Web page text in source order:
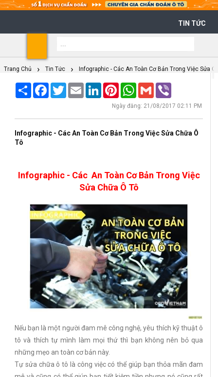
TIN TỨC
Trang Chủ Tin Tức Infographic - Các An Toàn Cơ Bản Trong Việc Sửa
Share Facebook
TwitterEmail LinkedInPinterestWhatsApp
Gmail
Ngày đăng: 21/08/2017 02:11 PM
Infographic - Các An Toàn Cơ Bản Trong Việc Sửa Chữa Ô
Tô
Infographic - Các An Toàn Cơ Bản Trong Việc
Sửa Chữa Ô Tô
Nếu bạn là một người đam mê công nghệ, yêu thích kỹ thuật ô
tô và thích tự mình làm mọi thứ thì bạn không nên bỏ qua
những mẹo an toàn cơ bản này.
Tự sửa chữa ô tô là công việc có thể giúp bạn thỏa mãn đam